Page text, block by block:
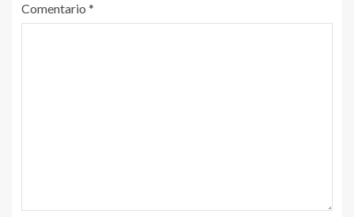
Comentario *